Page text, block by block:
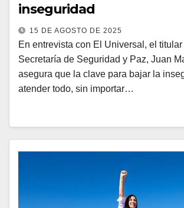
inseguridad
15 DE AGOSTO DE 2025
En entrevista con El Universal, el titular
Secretaría de Seguridad y Paz, Juan
asegura que la clave para bajar la
atender todo, sin importar…